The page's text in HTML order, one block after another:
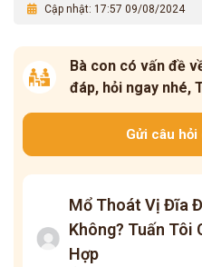
Cập nhật: 17:57 09/08/2024
Bà con có vấn đề
đáp, hỏi ngay nhé,
Gửi câu
Mổ Thoát Vị Đĩa
Không? Tuấn Tôi
Hợp